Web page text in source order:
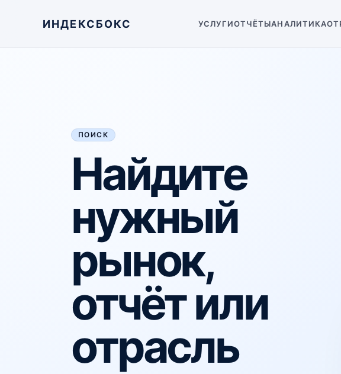
ИНДЕКСБОКС УСЛУГИОТЧЁТЫАНАЛИТИКА
ПОИСК
Найдите
нужный
рынок,
отчёт или
отрасль